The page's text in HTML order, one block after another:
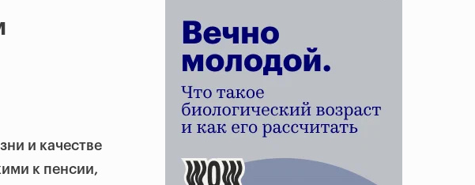
и качестве
к пенсии,